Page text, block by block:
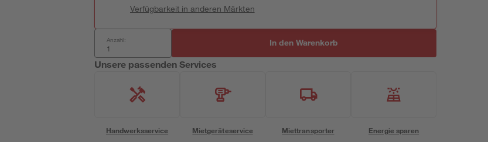
Verfügbarkeit in anderen Märkten
Anzahl: In den Warenkorb
Unsere passenden Services
Handwerksservice Mietgeräteservice Miettransporter Energie sparen